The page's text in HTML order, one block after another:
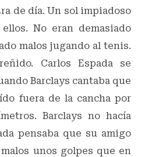
de día. Un sol impiadoso
No eran demasiado
malos jugando al tenis.
Carlos Espada se
Barclays cantaba que
fuera de la cancha por
Barclays no hacía
pensaba que su amigo
unos golpes que en